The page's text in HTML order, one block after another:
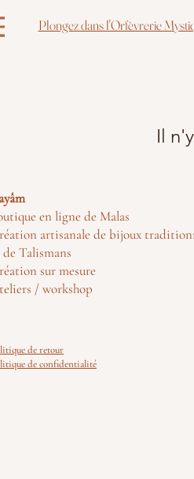
Plongez dans l'Orfèvrerie
Il
en ligne de Malas
artisanale de bijoux
Talismans
sur mesure
/ workshop
de retour
de confidentialité